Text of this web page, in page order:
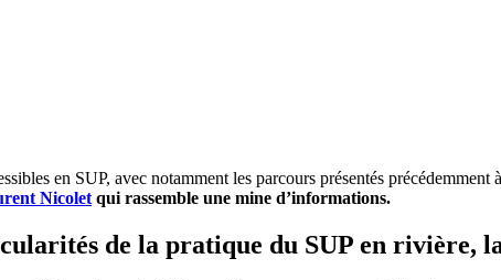
en SUP, avec notamment les parcours présentés
Nicolet qui rassemble une mine d’informations.
de la pratique du SUP en rivière,